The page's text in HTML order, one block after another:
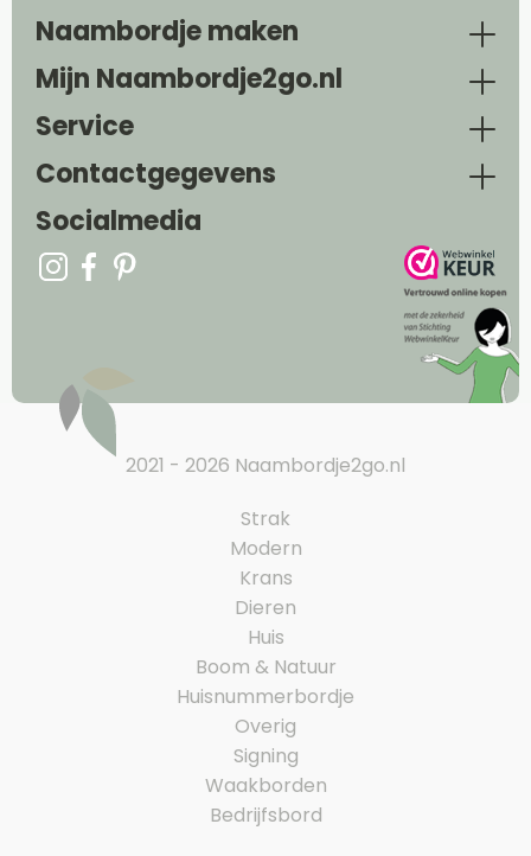
Naambordje maken
Mijn Naambordje2go.nl
Service
Contactgegevens
Socialmedia
2021 - 2026 Naambordje2go.nl
Strak
Modern
Krans
Dieren
Huis
Boom & Natuur
Huisnummerbordje
Overig
Signing
Waakborden
Bedrijfsbord